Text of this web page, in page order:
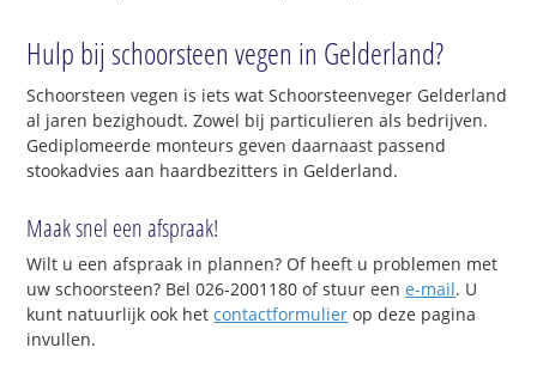
Hulp bij schoorsteen vegen in Gelderland?
Schoorsteen vegen is iets wat Schoorsteenveger Gelderland
al jaren bezighoudt. Zowel bij particulieren als bedrijven.
Gediplomeerde monteurs geven daarnaast passend
stookadvies aan haardbezitters in Gelderland.
Maak snel een afspraak!
Wilt u een afspraak in plannen? Of heeft u problemen met
uw schoorsteen? Bel 026-2001180 of stuur eene-mail. U
kunt natuurlijk ook hetcontactformulier op deze pagina
invullen.